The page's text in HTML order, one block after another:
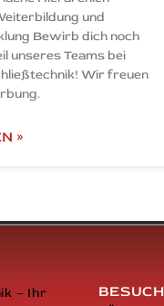
und
Bewirb dich noch
unseres Teams bei
Wir freuen
»
– Ihr